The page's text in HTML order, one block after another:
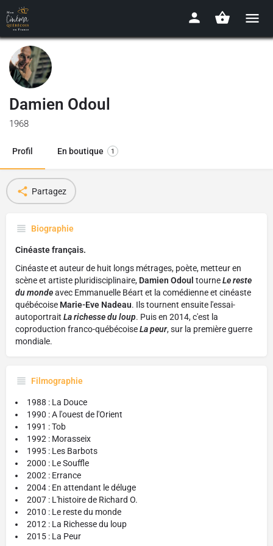
Damien Odoul
1968
Profil En boutique 1
Partagez
Biographie
Cinéaste français.
Cinéaste et auteur de huit longs métrages, poète, metteur en
scène et artiste pluridisciplinaire, Damien Odoul tourneLe reste
du mondeavec Emmanuelle Béart et la comédienne et cinéaste
québécoise Marie-Eve Nadeau. Ils tournent ensuite l'essai-
autoportrait La richesse du loup. Puis en 2014, c'est la
coproduction franco-québécoiseLa peur, sur la première guerre
mondiale.
Filmographie
1988 : La Douce
1990 : A l'ouest de l'Orient
1991 : Tob
1992 : Morasseix
1995 : Les Barbots
2000 : Le Souffle
2002 : Errance
2004 : En attendant le déluge
2007 : L'histoire de Richard O.
2010 : Le reste du monde
2012 : La Richesse du loup
2015 : La Peur